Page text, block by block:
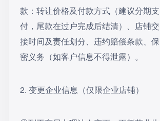
款：转让价格及付款方式（建议分期支
付，尾款在过户完成后结清）、店铺交
接时间及责任划分、违约赔偿条款、保
密义务（如客户信息不得泄露）。
2. 变更企业信息（仅限企业店铺）